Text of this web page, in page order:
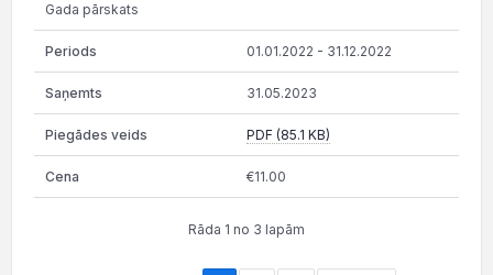
Gada pārskats
01.01.2022 - 31.12.2022
31.05.2023
PDF (85.1 KB)
€11.00
Rāda 1 no 3 lapām